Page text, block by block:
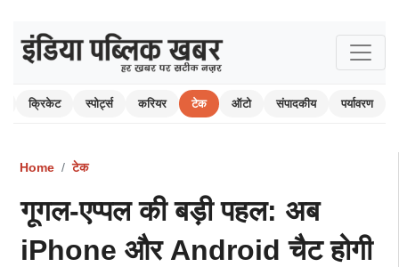
क्रिकेट स्पोर्ट्स करियर टेक ऑटो संपादकीय पर्यावरण
Home टेक
गूगल-एप्पल की बड़ी पहल: अब
iPhone और Android चैट होगी